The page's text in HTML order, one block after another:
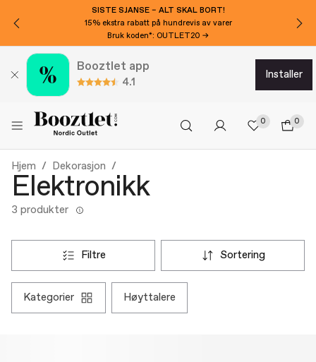
SISTE SJANSE – ALT SKAL BORT!
15% ekstra rabatt på hundrevis av varer
Bruk koden*: OUTLET20 →
Booztlet app
4.1
installer
0 0
Hjem Dekorasjon
Elektronikk
3 produkter
filtre sortering
kategorier høyttalere